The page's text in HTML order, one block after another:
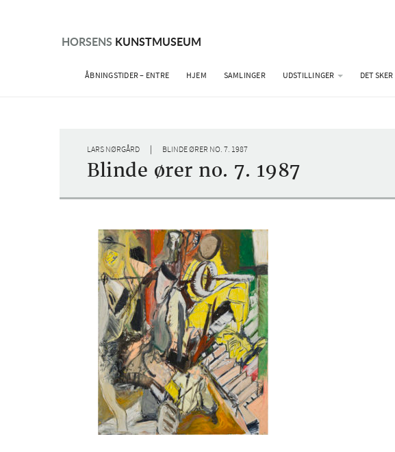
HORSENS KUNSTMUSEUM
ÅBNINGSTIDER – ENTRE HJEM SAMLINGER UDSTILLINGER DET SKER
LARS NØRGÅRD | BLINDE ØRER NO. 7. 1987
Blinde ører no. 7. 1987